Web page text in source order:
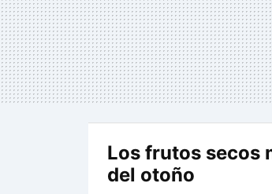
Los frutos secos
del otoño